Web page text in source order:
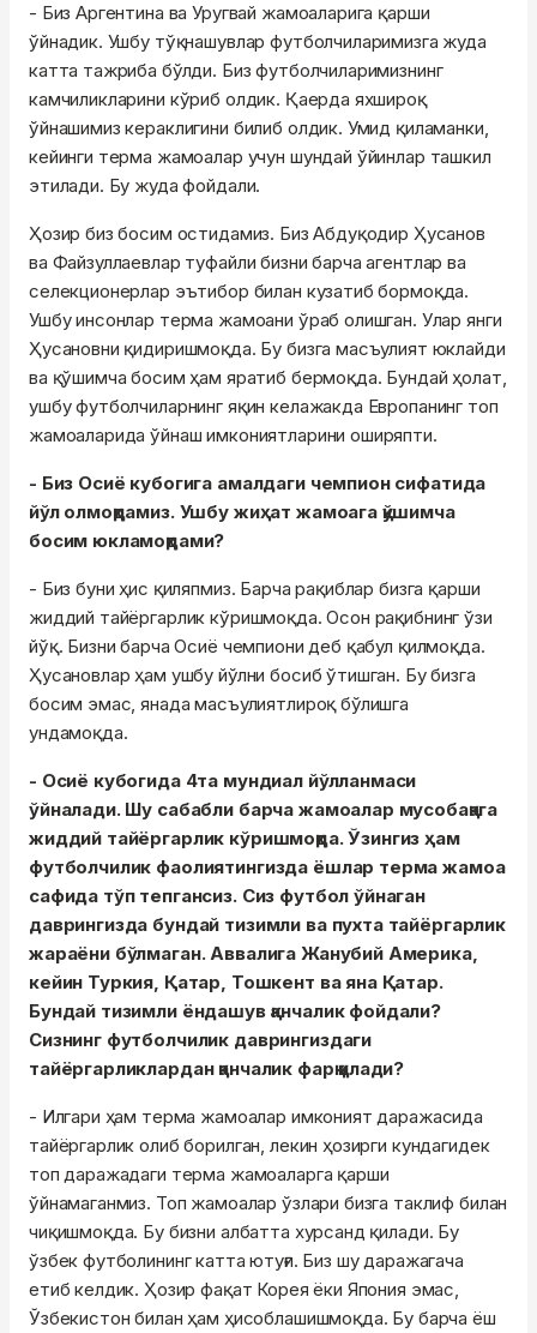
- Биз Аргентина ва Уругвай жамоаларига қарши
ўйнадик. Ушбу тўқнашувлар футболчиларимизга жуда
катта тажриба бўлди. Биз футболчиларимизнинг
камчиликларини кўриб олдик. Қаерда яхшироқ
ўйнашимиз кераклигини билиб олдик. Умид қиламанки,
кейинги терма жамоалар учун шундай ўйинлар ташкил
этилади. Бу жуда фойдали.
Ҳозир биз босим остидамиз. Биз Абдуқодир Ҳусанов
ва Файзуллаевлар туфайли бизни барча агентлар ва
селекционерлар эътибор билан кузатиб бормоқда.
Ушбу инсонлар терма жамоани ўраб олишган. Улар янги
Ҳусановни қидиришмоқда. Бу бизга масъулият юклайди
ва қўшимча босим ҳам яратиб бермоқда. Бундай ҳолат,
ушбу футболчиларнинг яқин келажакда Европанинг топ
жамоаларида ўйнаш имкониятларини оширяпти.
- Биз Осиё кубогига амалдаги чемпион сифатида
йўл олмоқдамиз. Ушбу жиҳат жамоага қўшимча
босим юкламоқдами?
- Биз буни ҳис қиляпмиз. Барча рақиблар бизга қарши
жиддий тайёргарлик кўришмоқда. Осон рақибнинг ўзи
йўқ. Бизни барча Осиё чемпиони деб қабул қилмоқда.
Ҳусановлар ҳам ушбу йўлни босиб ўтишган. Бу бизга
босим эмас, янада масъулиятлироқ бўлишга
ундамоқда.
- Осиё кубогида 4та мундиал йўлланмаси
ўйналади. Шу сабабли барча жамоалар мусобақага
жиддий тайёргарлик кўришмоқда. Ўзингиз ҳам
футболчилик фаолиятингизда ёшлар терма жамоа
сафида тўп тепгансиз. Сиз футбол ўйнаган
даврингизда бундай тизимли ва пухта тайёргарлик
жараёни бўлмаган. Аввалига Жанубий Америка,
кейин Туркия, Қатар, Тошкент ва яна Қатар.
Бундай тизимли ёндашув қанчалик фойдали?
Сизнинг футболчилик даврингиздаги
тайёргарликлардан қанчалик фарқ қилади?
- Илгари ҳам терма жамоалар имконият даражасида
тайёргарлик олиб борилган, лекин ҳозирги кундагидек
топ даражадаги терма жамоаларга қарши
ўйнамаганмиз. Топ жамоалар ўзлари бизга таклиф билан
чиқишмоқда. Бу бизни албатта хурсанд қилади. Бу
ўзбек футболининг катта ютуғи. Биз шу даражагача
етиб келдик. Ҳозир фақат Корея ёки Япония эмас,
Ўзбекистон билан ҳам ҳисоблашишмоқда. Бу барча ёш